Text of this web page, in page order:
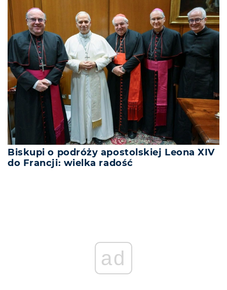
Biskupi o podróży apostolskiej Leona XIV
do Francji: wielka radość
ad